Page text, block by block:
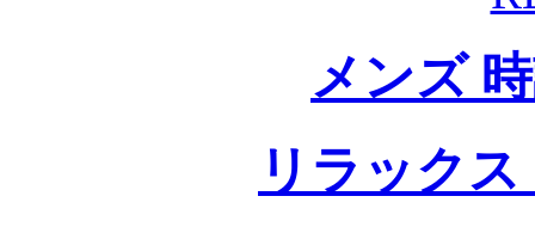
メンズ
リラック